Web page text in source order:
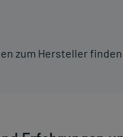
zum Hersteller finden